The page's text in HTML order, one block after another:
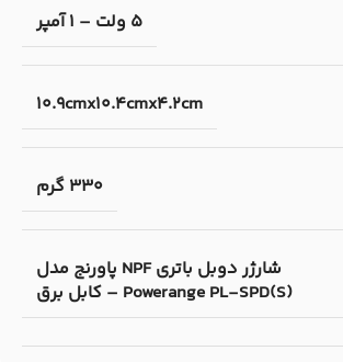
5 ولت – 1 آمپر
10.9cmx10.4cmx4.2cm
330 گرم
شارژر دوبل باتری NPF پاورنج مدل
(Powerange PL-SPD(S – کابل برق